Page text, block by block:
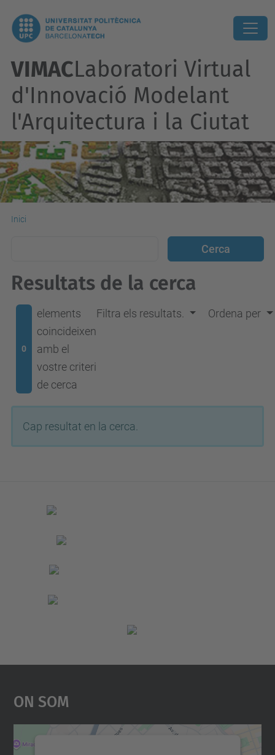
VIMACLaboratori Virtual
d'Innovació Modelant
l'Arquitectura i la Ciutat
Inici
Resultats de la cerca
0
elements
coincideixen
amb el
vostre criteri
de cerca
Filtra els resultats. Ordena per
Cap resultat en la cerca.
On Som